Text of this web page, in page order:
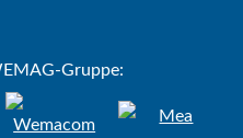
Gruppe: